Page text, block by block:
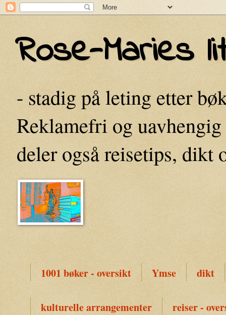
Rose-Maries
- stadig på leting etter
Reklamefri og
deler også reisetips, dikt
1001 bøker - oversikt Ymse dikt
kulturelle arrangementer reiser -